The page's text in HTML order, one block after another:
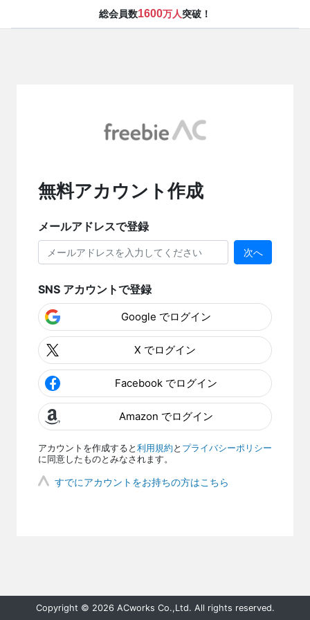
総会員数1600万人突破！
無料アカウント作成
メールアドレスで登録
次へ
SNS アカウントで登録
Google でログイン
X でログイン
Facebook でログイン
Amazon でログイン
アカウントを作成すると 利用規約 と プライバシーポリシー
に同意したものとみなされます。
すでにアカウントをお持ちの方はこちら
Copyright © 2026 ACworks Co.,Ltd. All rights reserved.